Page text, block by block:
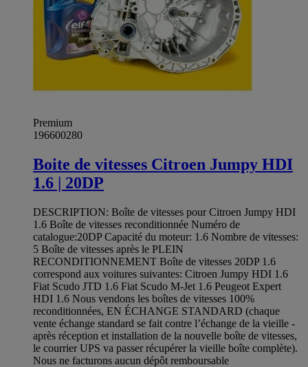
Premium
196600280
Boite de vitesses Citroen Jumpy HDI
1.6 | 20DP
DESCRIPTION: Boîte de vitesses pour Citroen Jumpy HDI
1.6 Boîte de vitesses reconditionnée Numéro de
catalogue:20DP Capacité du moteur: 1.6 Nombre de vitesses:
5 Boîte de vitesses après le PLEIN
RECONDITIONNEMENT Boîte de vitesses 20DP 1.6
correspond aux voitures suivantes: Citroen Jumpy HDI 1.6
Fiat Scudo JTD 1.6 Fiat Scudo M-Jet 1.6 Peugeot Expert
HDI 1.6 Nous vendons les boîtes de vitesses 100%
reconditionnées, EN ÉCHANGE STANDARD (chaque
vente échange standard se fait contre l’échange de la vieille -
après réception et installation de la nouvelle boîte de vitesses,
le courrier UPS va passer récupérer la vieille boîte complète).
Nous ne facturons aucun dépôt remboursable